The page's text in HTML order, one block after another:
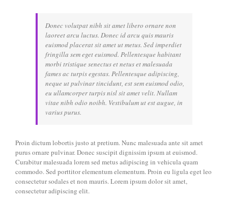
Donec volutpat nibh sit amet libero ornare non
laoreet arcu luctus. Donec id arcu quis mauris
euismod placerat sit amet ut metus. Sed imperdiet
fringilla sem eget euismod. Pellentesque habitant
morbi tristique senectus et netus et malesuada
fames ac turpis egestas. Pellentesque adipiscing,
neque ut pulvinar tincidunt, est sem euismod odio,
eu ullamcorper turpis nisl sit amet velit. Nullam
vitae nibh odio noibh. Vestibulum ut est augue, in
varius purus.
Proin dictum lobortis justo at pretium. Nunc malesuada ante sit amet
purus ornare pulvinar. Donec suscipit dignissim ipsum at euismod.
Curabitur malesuada lorem sed metus adipiscing in vehicula quam
commodo. Sed porttitor elementum elementum. Proin eu ligula eget leo
consectetur sodales et non mauris. Lorem ipsum dolor sit amet,
consectetur adipiscing elit.